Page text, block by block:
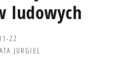
ludowych
22
JURGIEL